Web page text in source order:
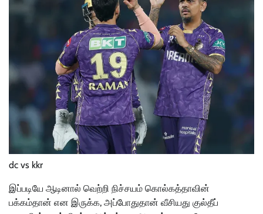
dc vs kkr
இப்படியே ஆடினால் வெற்றி நிச்சயம் கொல்கத்தாவின்
பக்கம்தான் என இருக்க, அப்போதுதான் வீசியது குல்தீப்